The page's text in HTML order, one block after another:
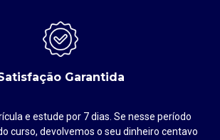
Garantida
e estude por 7 dias. Se nesse período
curso, devolvemos o seu dinheiro centavo